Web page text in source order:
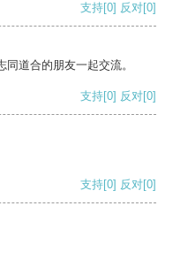
支持[0] 反对[0]
道合的朋友一起交流。
支持[0] 反对[0]
支持[0] 反对[0]